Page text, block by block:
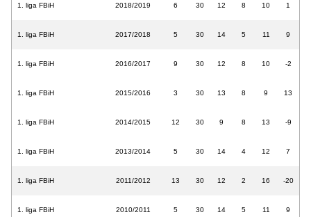
1. liga FBiH 2018/2019 6 30 12 8 10 1
1. liga FBiH 2017/2018 5 30 14 5 11 9
1. liga FBiH 2016/2017 9 30 12 8 10 -2
1. liga FBiH 2015/2016 3 30 13 8 9 13
1. liga FBiH 2014/2015 12 30 9 8 13 -9
1. liga FBiH 2013/2014 5 30 14 4 12 7
1. liga FBiH 2011/2012 13 30 12 2 16 -20
1. liga FBiH 2010/2011 5 30 14 5 11 9